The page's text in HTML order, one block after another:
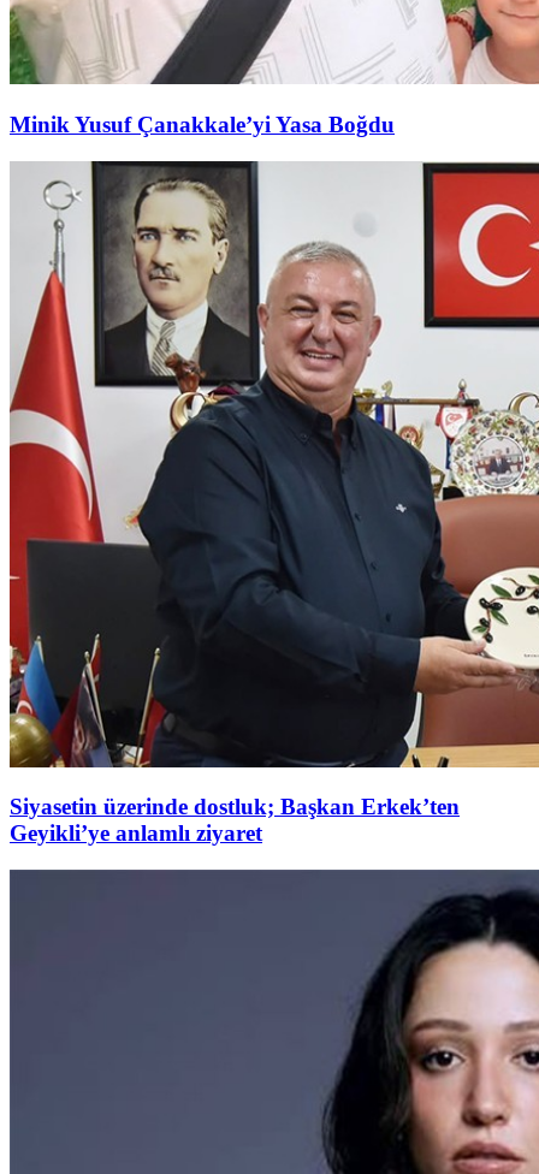
Minik Yusuf Çanakkale’yi Yasa Boğdu
Siyasetin üzerinde dostluk; Başkan Erkek’ten
Geyikli’ye anlamlı ziyaret